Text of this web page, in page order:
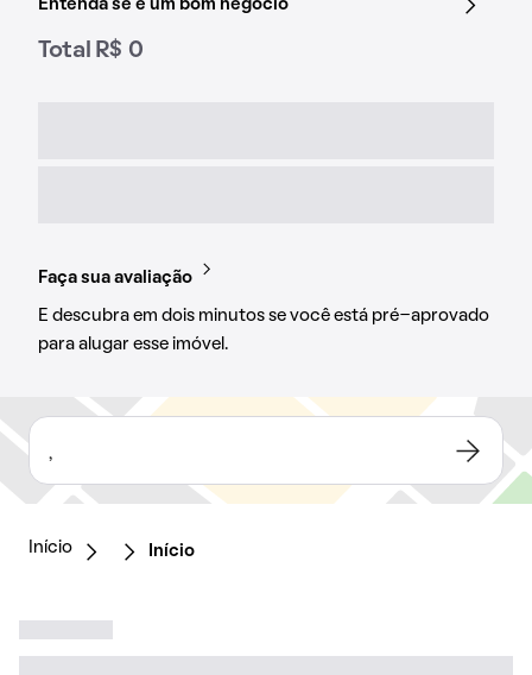
Entenda se é um bom negócio
Total R$ 0
Faça sua avaliação
E descubra em dois minutos se você está pré-aprovado
para alugar esse imóvel.
,
Início Início